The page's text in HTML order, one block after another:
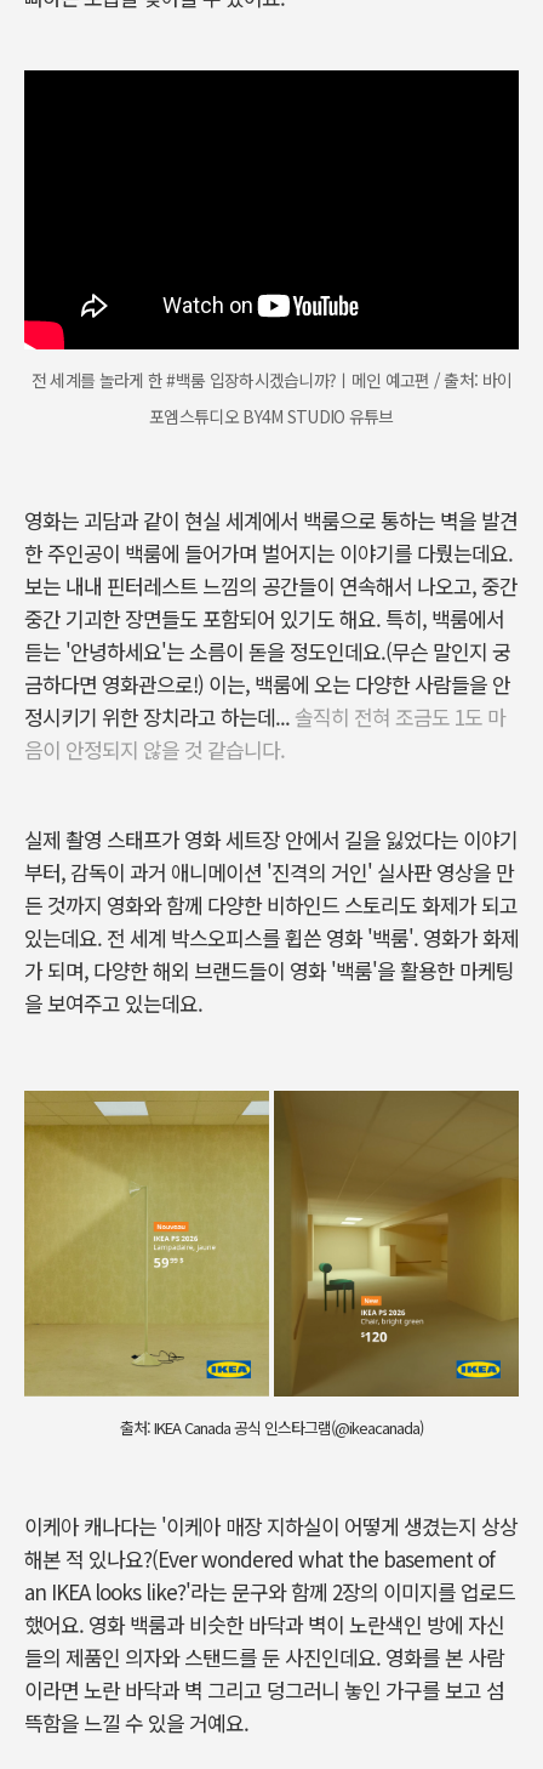
전 세계를 놀라게 한 #백룸 입장하시겠습니까?ㅣ메인 예고편 / 출처: 바이
포엠스튜디오 BY4M STUDIO 유튜브
영화는 괴담과 같이 현실 세계에서 백룸으로 통하는 벽을 발견
한 주인공이 백룸에 들어가며 벌어지는 이야기를 다뤘는데요.
보는 내내 핀터레스트 느낌의 공간들이 연속해서 나오고, 중간
중간 기괴한 장면들도 포함되어 있기도 해요. 특히, 백룸에서
듣는 '안녕하세요'는 소름이 돋을 정도인데요.(무슨 말인지 궁
금하다면 영화관으로!) 이는, 백룸에 오는 다양한 사람들을 안
정시키기 위한 장치라고 하는데... 솔직히 전혀 조금도 1도 마
음이 안정되지 않을 것 같습니다.
실제 촬영 스태프가 영화 세트장 안에서 길을 잃었다는 이야기
부터, 감독이 과거 애니메이션 '진격의 거인' 실사판 영상을 만
든 것까지 영화와 함께 다양한 비하인드 스토리도 화제가 되고
있는데요. 전 세계 박스오피스를 휩쓴 영화 '백룸'. 영화가 화제
가 되며, 다양한 해외 브랜드들이 영화 '백룸'을 활용한 마케팅
을 보여주고 있는데요.
출처: IKEA Canada 공식 인스타그램(@ikeacanada)
이케아 캐나다는 '이케아 매장 지하실이 어떻게 생겼는지 상상
해본 적 있나요?(Ever wondered what the basement of
an IKEA looks like?'라는 문구와 함께 2장의 이미지를 업로드
했어요. 영화 백룸과 비슷한 바닥과 벽이 노란색인 방에 자신
들의 제품인 의자와 스탠드를 둔 사진인데요. 영화를 본 사람
이라면 노란 바닥과 벽 그리고 덩그러니 놓인 가구를 보고 섬
뜩함을 느낄 수 있을 거예요.